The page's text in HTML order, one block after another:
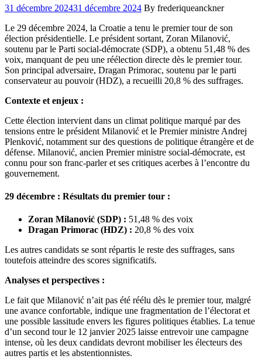
31 décembre 202431 décembre 2024 By frederiqueanckner
Le 29 décembre 2024, la Croatie a tenu le premier tour de son
élection présidentielle. Le président sortant, Zoran Milanović,
soutenu par le Parti social-démocrate (SDP), a obtenu 51,48 % des
voix, manquant de peu une réélection directe dès le premier tour.
Son principal adversaire, Dragan Primorac, soutenu par le parti
conservateur au pouvoir (HDZ), a recueilli 20,8 % des suffrages.
Contexte et enjeux :
Cette élection intervient dans un climat politique marqué par des
tensions entre le président Milanović et le Premier ministre Andrej
Plenković, notamment sur des questions de politique étrangère et de
défense. Milanović, ancien Premier ministre social-démocrate, est
connu pour son franc-parler et ses critiques acerbes à l’encontre du
gouvernement.
29 décembre : Résultats du premier tour :
Zoran Milanović (SDP) : 51,48 % des voix
Dragan Primorac (HDZ) : 20,8 % des voix
Les autres candidats se sont répartis le reste des suffrages, sans
toutefois atteindre des scores significatifs.
Analyses et perspectives :
Le fait que Milanović n’ait pas été réélu dès le premier tour, malgré
une avance confortable, indique une fragmentation de l’électorat et
une possible lassitude envers les figures politiques établies. La tenue
d’un second tour le 12 janvier 2025 laisse entrevoir une campagne
intense, où les deux candidats devront mobiliser les électeurs des
autres partis et les abstentionnistes.